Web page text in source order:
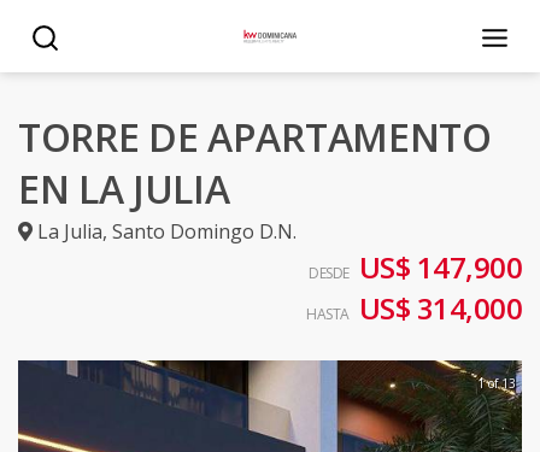
TORRE DE APARTAMENTO
EN LA JULIA
La Julia, Santo Domingo D.N.
DESDE US$ 147,900
HASTA US$ 314,000
1 of 13